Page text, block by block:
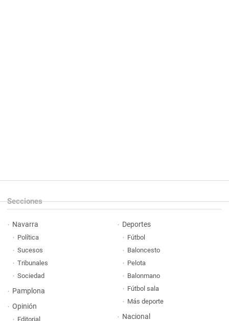
Secciones
Navarra
Política
Sucesos
Tribunales
Sociedad
Pamplona
Opinión
Editorial
Deportes
Fútbol
Baloncesto
Pelota
Balonmano
Fútbol sala
Más deporte
Nacional